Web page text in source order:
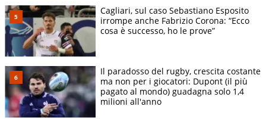
Cagliari, sul caso Sebastiano Esposito
irrompe anche Fabrizio Corona: “Ecco
cosa è successo, ho le prove”
Il paradosso del rugby, crescita costante
ma non per i giocatori: Dupont (il più
pagato al mondo) guadagna solo 1,4
milioni all'anno